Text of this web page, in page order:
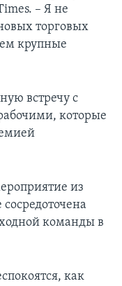
– Я не
торговых
крупные
встречу с
которые
из
команды в
как